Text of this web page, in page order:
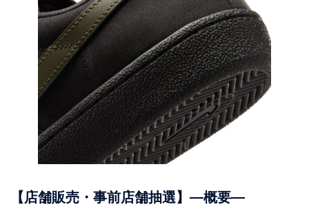
【店舗販売・事前店舗抽選】―概要―